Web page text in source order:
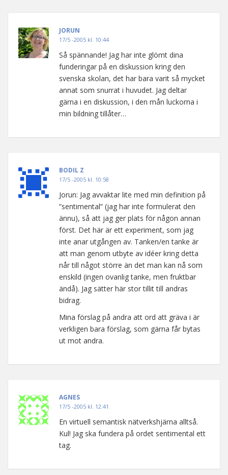
JORUN
17/5 -2005 kl. 10:44
Så spännande! Jag har inte glömt dina
funderingar på en diskussion kring den
svenska skolan, det har bara varit så mycket
annat som snurrat i huvudet. Jag deltar
gärna i en diskussion, i den mån luckorna i
min bildning tillåter…
BODIL Z
17/5 -2005 kl. 10:58
Jorun: Jag avvaktar lite med min definition på
”sentimental” (jag har inte formulerat den
ännu), så att jag ger plats för någon annan
först. Det här är ett experiment, som jag
inte anar utgången av. Tanken/en tanke är
att man genom utbyte av idéer kring detta
når till något större än det man kan nå som
enskild (ingen ovanlig tanke, men fruktbar
ändå). Jag sätter här stor tillit till andras
bidrag.
Mina förslag på andra att ord att gräva i är
verkligen bara förslag, som gärna får bytas
ut mot andra.
AGNES
17/5 -2005 kl. 12:41
En virtuell semantisk nätverkshjärna alltså.
Kul! Jag ska fundera på ordet sentimental ett
tag.